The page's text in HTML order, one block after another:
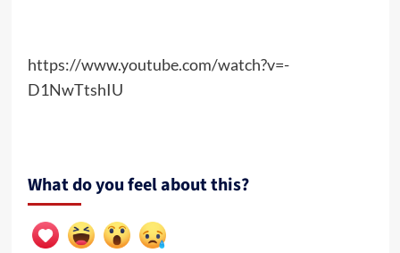
https://www.youtube.com/watch?v=-
D1NwTtshIU
What do you feel about this?